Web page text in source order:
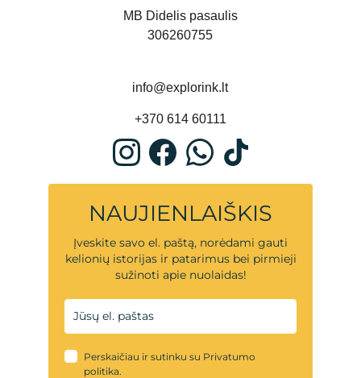
MB Didelis pasaulis
306260755
info@explorink.lt
+370 614 60111